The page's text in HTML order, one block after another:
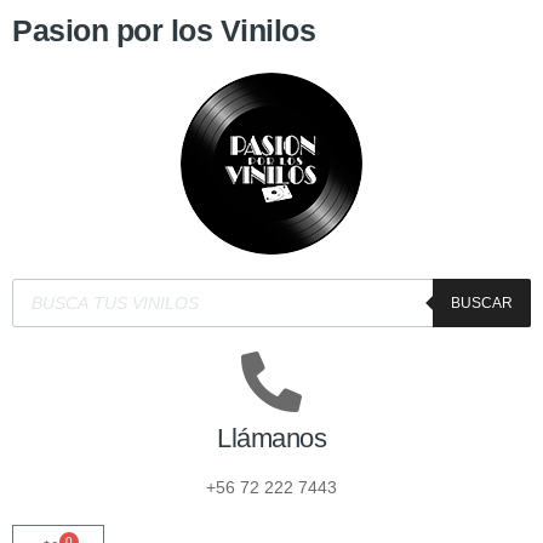
Pasion por los Vinilos
BUSCAR
Llámanos
+56 72 222 7443